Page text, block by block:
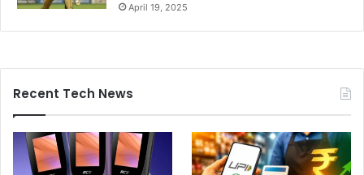
April 19, 2025
Recent Tech News